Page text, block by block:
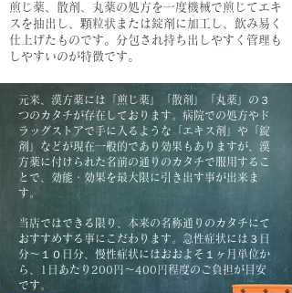
煎じ薬、散剤、丸薬の処方を一度機械で煎じてエキ
スを抽出し、顆粒状または錠剤に加工し、飲み易く
仕上げたものです。分包され持ち出しやすく管理も
しやすいのが特徴です。
元来、漢方薬には「煎じ薬」「散剤」「丸薬」の３
つのカタチが存在しております。病院での処方やド
ラッグストアで手に入るような「エキス剤」や「錠
剤」などが現在一般的であり効果もありますが、漢
方薬に付けられた名前の通りのカタチで服用するこ
とで、効能・効果を最大限に引き出す事が出来ま
す。
当店ではできる限り、本来の名称通りのカタチにて
おすすめする事にこだわります。急性症状には３日
分〜１０日分、慢性症状にはおおよそ１ヶ月単位か
ら、1日あたり200円〜400円程度のご負担が目安
です。